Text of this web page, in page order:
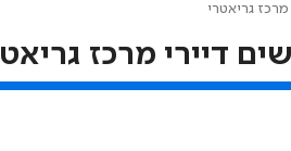
גריאטרי
דיירי מרכז